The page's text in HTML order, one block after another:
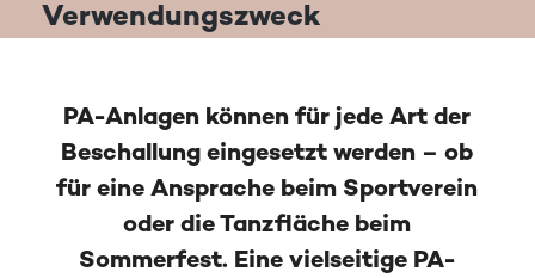
Verwendungszweck
PA-Anlagen können für jede Art der
Beschallung eingesetzt werden – ob
für eine Ansprache beim Sportverein
oder die Tanzfläche beim
Sommerfest. Eine vielseitige PA-